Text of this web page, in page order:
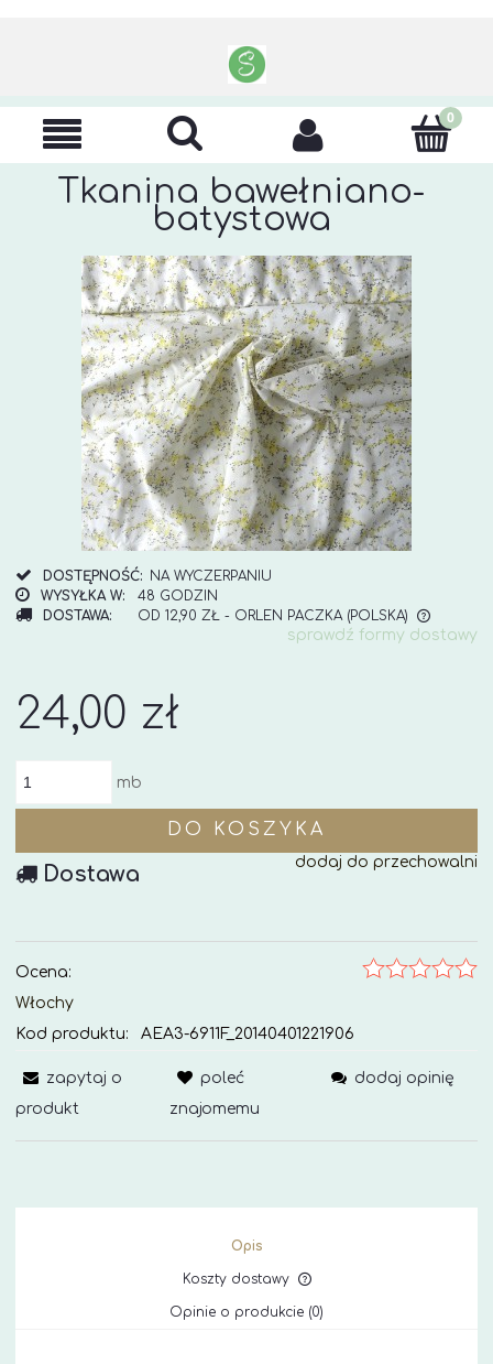
Tkanina bawełniano-
batystowa
DOSTĘPNOŚĆ:
NA WYCZERPANIU
WYSYŁKA W:
48 GODZIN
DOSTAWA:
OD 12,90 ZŁ - ORLEN PACZKA (POLSKA)
CENA NIE ZAWIERA EWENTUALNYCH KOSZTÓW
sprawdź formy dostawy
24,00 zł
mb
DO KOSZYKA
dodaj do przechowalni
Dostawa
Ocena:
Włochy
Kod produktu:
AEA3-6911F_20140401221906
zapytaj o
produkt
poleć
znajomemu
dodaj opinię
Opis
Koszty dostawy
Cena nie zawiera
kosztów płatności
Opinie o produkcie (0)